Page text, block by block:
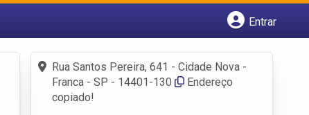
Entrar
Fazer login
Criar conta
Rua Santos Pereira, 641 - Cidade Nova -
Franca - SP - 14401-130
Endereço
copiado!